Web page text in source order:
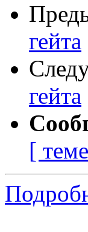
гейта
гейта
[